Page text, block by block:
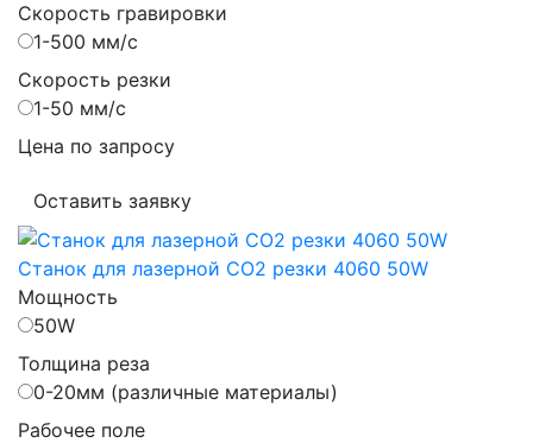
Скорость гравировки
1-500 мм/с
Скорость резки
1-50 мм/с
Цена по запросу
Оставить заявку
Станок для лазерной CO2 резки 4060 50W
Мощность
50W
Толщина реза
0-20мм (различные материалы)
Рабочее поле